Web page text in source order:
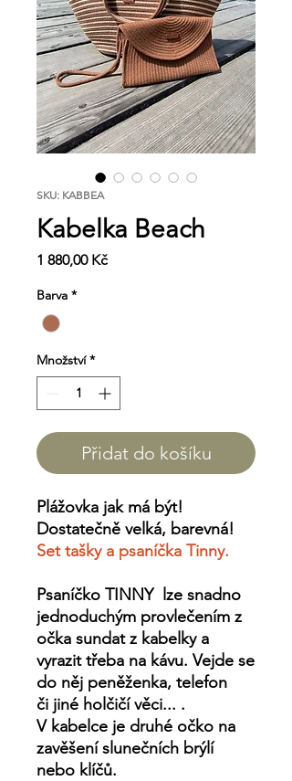
SKU: KABBEA
Kabelka Beach
1 880,00 KčCena
Barva *
Množství *
Přidat do košíku
Plážovka jak má být!
Dostatečně velká, barevná!
Set tašky a psaníčka Tinny.
Psaníčko TINNYlze snadno
jednoduchým provlečením z
očka sundat z kabelky a
vyrazit třeba na kávu. Vejde se
do něj peněženka, telefon
či jiné holčičí věci... .
V kabelce je druhé očko na
zavěšení slunečních brýlí
nebo klíčů.